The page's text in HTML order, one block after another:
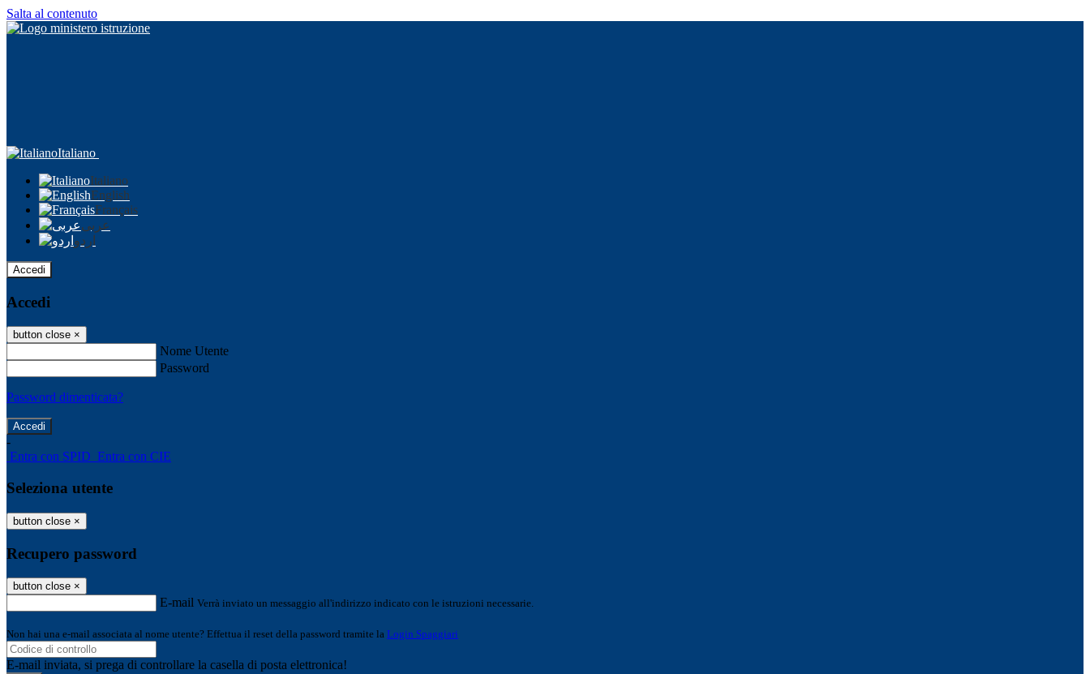
Salta al contenuto
Italiano
Italiano
English
Français
عربى
اردو
Accedi
Accedi
button close ×
Nome Utente
Password
Password dimenticata?
-
Entra con SPID Entra con CIE
Seleziona utente
button close ×
Recupero password
button close ×
E-mail Verrà inviato un messaggio all'indirizzo indicato con le istruzioni necessarie.
Non hai una e-mail associata al nome utente? Effettua il reset della password tramite la Login Spaggiari
E-mail inviata, si prega di controllare la casella di posta elettronica!